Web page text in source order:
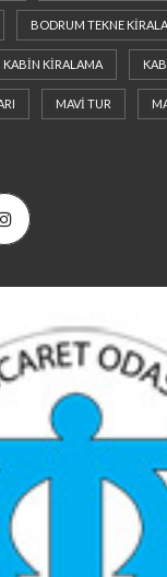
BODRUM TEKNE
KABIN KIRALAMA
MAVI TUR